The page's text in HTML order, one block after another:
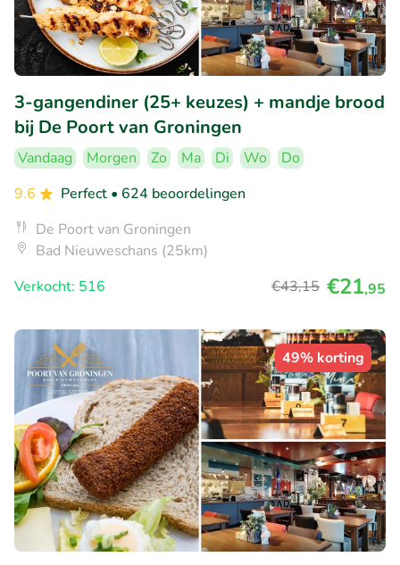
3-gangendiner (25+ keuzes) + mandje brood
bij De Poort van Groningen
Vandaag Morgen Zo Ma Di Wo
Do
9.6
Perfect • 624 beoordelingen
De Poort van Groningen
Bad Nieuweschans (25km)
Verkocht: 516
€43,15 €21,95
49% korting